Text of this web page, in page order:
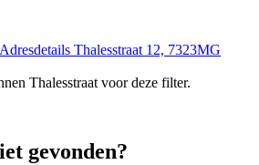
Adresdetails Thalesstraat 12, 7323MG
Thalesstraat voor deze filter.
gevonden?